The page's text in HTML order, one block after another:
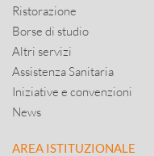
Ristorazione
Borse di studio
Altri servizi
Assistenza Sanitaria
Iniziative e convenzioni
News
AREA ISTITUZIONALE